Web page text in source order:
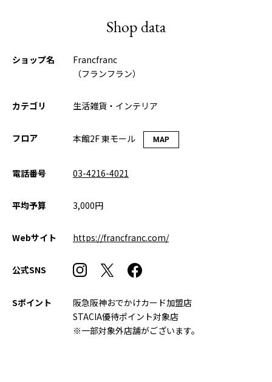
Shop data
ショップ名
Francfranc
（フランフラン）
カテゴリ 生活雑貨・インテリア
フロア 本館2F 東モール MAP
電話番号 03-4216-4021
平均予算 3,000円
Webサイト https://francfranc.com/
公式SNS
Sポイント
阪急阪神おでかけカード加盟店
STACIA優待ポイント対象店
※一部対象外店舗がございます。